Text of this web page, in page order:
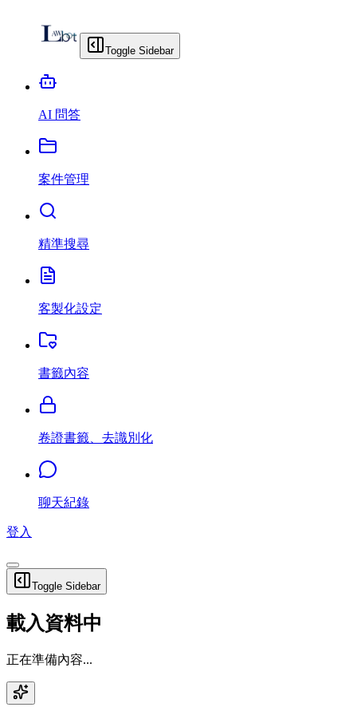
Toggle Sidebar
AI 問答
案件管理
精準搜尋
客製化設定
書籤內容
卷證書籤、去識別化
聊天紀錄
登入
Toggle Sidebar
載入資料中
正在準備內容...